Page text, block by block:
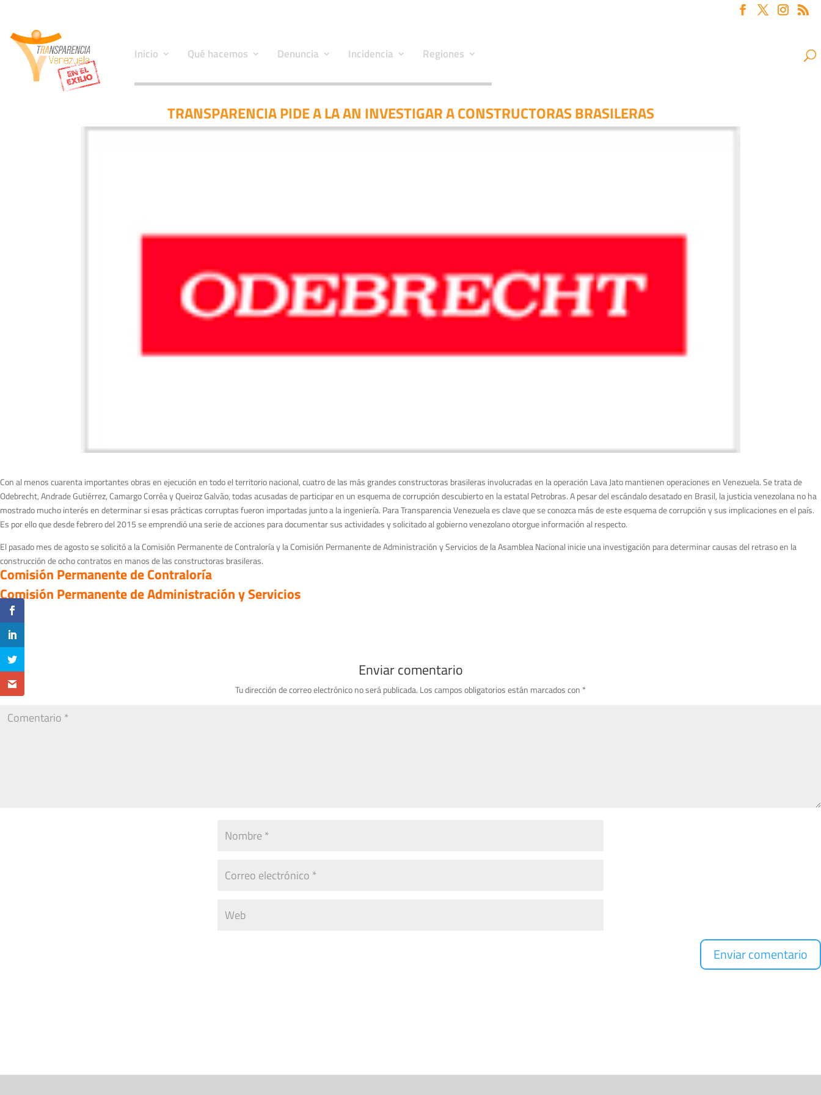
Inicio Qué hacemos Denuncia Incidencia Regiones
TRANSPARENCIA PIDE A LA AN INVESTIGAR A CONSTRUCTORAS BRASILERAS
Con al menos cuarenta importantes obras en ejecución en todo el territorio nacional, cuatro de las más grandes constructoras brasileras involucradas en la operación Lava Jato mantienen operaciones en Venezuela. Se trata de
Odebrecht, Andrade Gutiérrez, Camargo Corrêa y Queiroz Galvão, todas acusadas de participar en un esquema de corrupción descubierto en la estatal Petrobras. A pesar del escándalo desatado en Brasil, la justicia venezolana no ha
mostrado mucho interés en determinar si esas prácticas corruptas fueron importadas junto a la ingeniería. Para Transparencia Venezuela es clave que se conozca más de este esquema de corrupción y sus implicaciones en el país.
Es por ello que desde febrero del 2015 se emprendió una serie de acciones para documentar sus actividades y solicitado al gobierno venezolano otorgue información al respecto.
El pasado mes de agosto se solicitó a la Comisión Permanente de Contraloría y la Comisión Permanente de Administración y Servicios de la Asamblea Nacional inicie una investigación para determinar causas del retraso en la
construcción de ocho contratos en manos de las constructoras brasileras.
Comisión Permanente de Contraloría
Comisión Permanente de Administración y Servicios
Enviar comentario
Tu dirección de correo electrónico no será publicada. Los campos obligatorios están marcados con *